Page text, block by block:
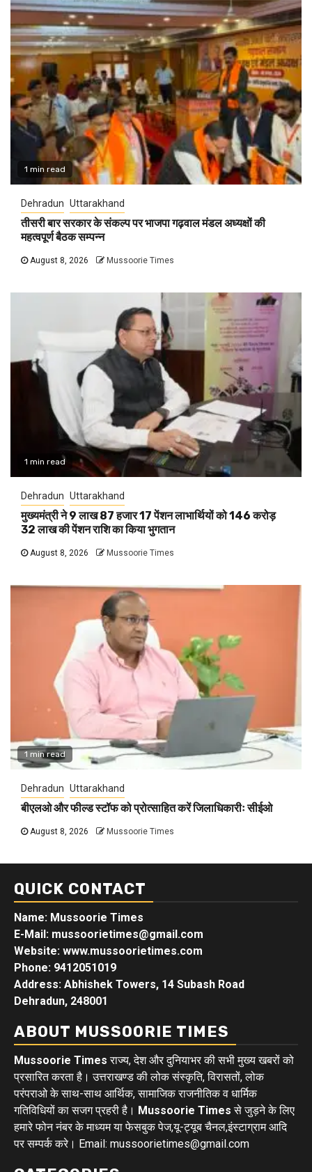
1 min read
Dehradun Uttarakhand
तीसरी बार सरकार के संकल्प पर भाजपा गढ़वाल मंडल अध्यक्षों की
महत्वपूर्ण बैठक सम्पन्न
August 8, 2026 Mussoorie Times
1 min read
Dehradun Uttarakhand
मुख्यमंत्री ने 9 लाख 87 हजार 17 पेंशन लाभार्थियों को 146 करोड़
32 लाख की पेंशन राशि का किया भुगतान
August 8, 2026 Mussoorie Times
1 min read
Dehradun Uttarakhand
बीएलओ और फील्ड स्टॉफ को प्रोत्साहित करें जिलाधिकारीः सीईओ
August 8, 2026 Mussoorie Times
QUICK CONTACT
Name: Mussoorie Times
E-Mail: mussoorietimes@gmail.com
Website: www.mussoorietimes.com
Phone: 9412051019
Address: Abhishek Towers, 14 Subash Road
Dehradun, 248001
ABOUT MUSSOORIE TIMES
Mussoorie Times राज्य, देश और दुनियाभर की सभी मुख्य खबरों को
प्रसारित करता है। उत्तराखण्ड की लोक संस्कृति, विरासतों, लोक
परंपराओ के साथ-साथ आर्थिक, सामाजिक राजनीतिक व धार्मिक
गतिविधियों का सजग प्रहरी है। Mussoorie Times से जुड़ने के लिए
हमारे फोन नंबर के माध्यम या फेसबुक पेज,यू-ट्यूब चैनल,इंस्टाग्राम आदि
पर सम्पर्क करे। Email: mussoorietimes@gmail.com